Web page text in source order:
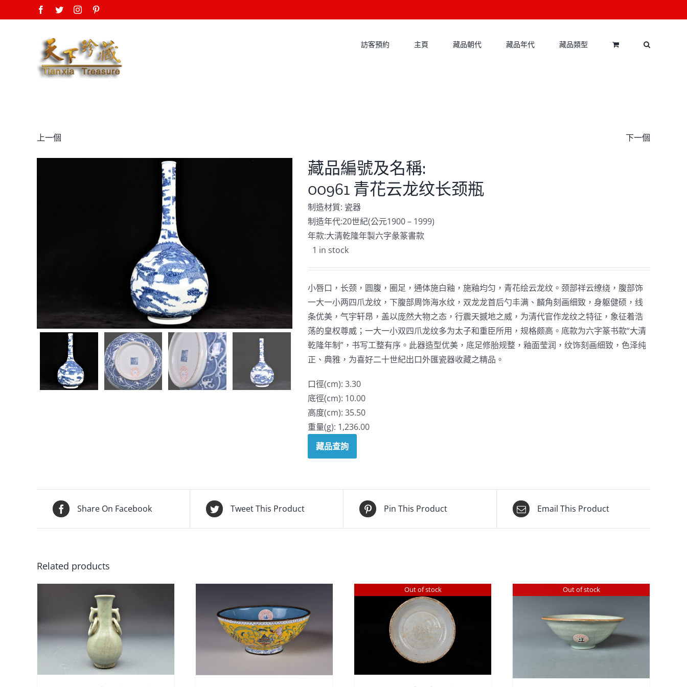
to
Facebook
TwitterInstagram
訪客預約 主頁 藏品朝代 藏品年代 藏品類型
上一個 下一個
藏品編號及名稱:
00961 青花云龙纹长颈瓶
制造材質: 瓷器
制造年代:20世紀(公元1900 – 1999)
年款:大清乾隆年製六字彖篆書款
1 in stock
小唇口，长颈，圆腹，圈足，通体施白釉，施釉均匀，青花绘云龙纹。颈部祥云缭绕，腹部饰
一大一小两四爪龙纹，下腹部周饰海水纹，双龙龙首后勺丰满、麟角刻画细致，身躯健硕，线
条优美，气宇轩昂，盖以庞然大物之态，行震天撼地之威，为清代官作龙纹之特征，象征着浩
荡的皇权尊威；一大一小双四爪龙纹多为太子和重臣所用，规格颇高。底款为六字篆书款“大清
乾隆年制”，书写工整有序。此器造型优美，底足修胎规整，釉面莹润，纹饰刻画细致，色泽纯
正、典雅，为喜好二十世紀出口外匯瓷器收藏之精品。
口徑(cm): 3.30
底徑(cm): 10.00
高度(cm): 35.50
重量(g): 1,236.00
藏品查詢
Share On Facebook Tweet This Product Pin This Product Email This Product
Related products
Out of stock Out of stock